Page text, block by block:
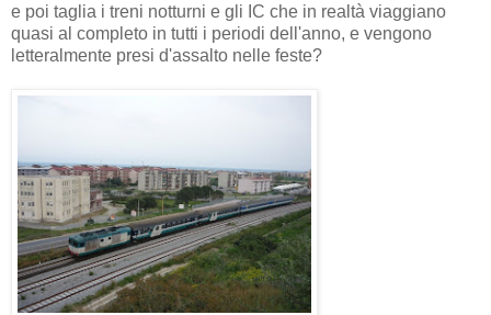
e poi taglia i treni notturni e gli IC che in realtà viaggiano
quasi al completo in tutti i periodi dell'anno, e vengono
letteralmente presi d'assalto nelle feste?